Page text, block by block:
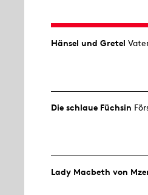
Hänsel und Gretel
Die schlaue Füchsin
Lady Macbeth von